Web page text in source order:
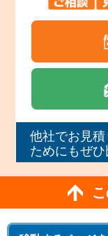
他社でお見
ためにもぜひ